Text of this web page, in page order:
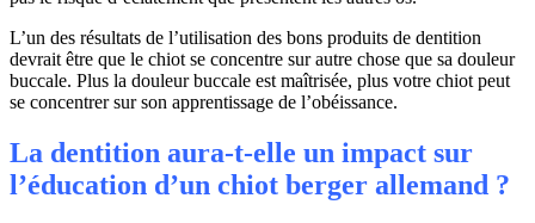
L’un des résultats de l’utilisation des bons produits de dentition
devrait être que le chiot se concentre sur autre chose que sa douleur
buccale. Plus la douleur buccale est maîtrisée, plus votre chiot peut
se concentrer sur son apprentissage de l’obéissance.
La dentition aura-t-elle un impact sur
l’éducation d’un chiot berger allemand ?